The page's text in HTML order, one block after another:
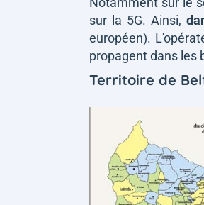
sur la 5G. Ainsi,
européen).
propagent dans les
Territoire de